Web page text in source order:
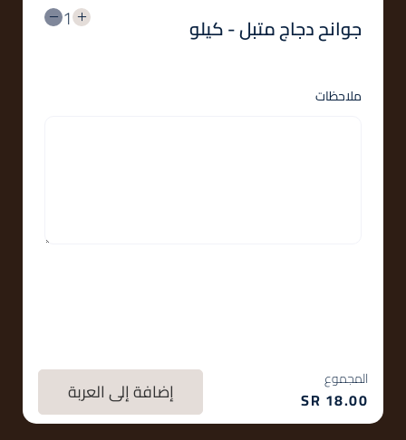
جوانح دجاج متبل - كيلو 1
ملاحظات
المجموع
18.00 إضافة إلى العربة